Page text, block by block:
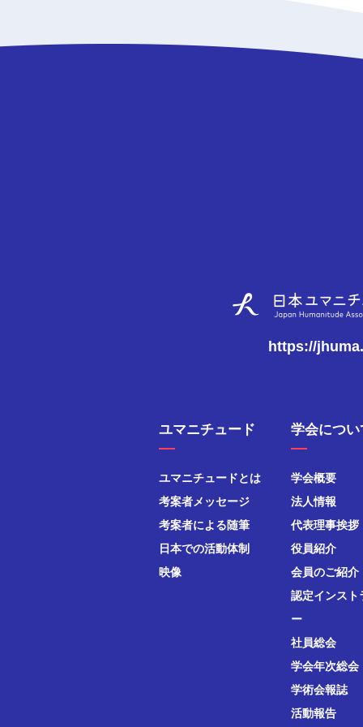
https://
ユマニチュード
ユマニチュードとは
考案者メッセージ
考案者による随筆
日本での活動体制
映像
学会につい
学会概要
法人情報
代表理事挨拶
役員紹介
会員のご紹介
認定インスト
ー
社員総会
学会年次総会
学術会報誌
活動報告